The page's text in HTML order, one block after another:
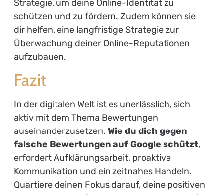
Strategie, um deine Online-Identität zu
schützen und zu fördern. Zudem können sie
dir helfen, eine langfristige Strategie zur
Überwachung deiner Online-Reputationen
aufzubauen.
Fazit
In der digitalen Welt ist es unerlässlich, sich
aktiv mit dem Thema Bewertungen
auseinanderzusetzen. Wie du dich gegen
falsche Bewertungen auf Google schützt,
erfordert Aufklärungsarbeit, proaktive
Kommunikation und ein zeitnahes Handeln.
Quartiere deinen Fokus darauf, deine positiven